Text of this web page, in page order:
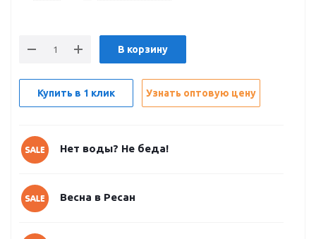
В корзину
Купить в 1 клик Узнать оптовую цену
Нет воды? Не беда!
Весна в Ресан